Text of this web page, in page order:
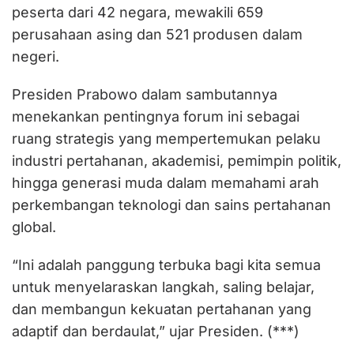
peserta dari 42 negara, mewakili 659
perusahaan asing dan 521 produsen dalam
negeri.
Presiden Prabowo dalam sambutannya
menekankan pentingnya forum ini sebagai
ruang strategis yang mempertemukan pelaku
industri pertahanan, akademisi, pemimpin politik,
hingga generasi muda dalam memahami arah
perkembangan teknologi dan sains pertahanan
global.
“Ini adalah panggung terbuka bagi kita semua
untuk menyelaraskan langkah, saling belajar,
dan membangun kekuatan pertahanan yang
adaptif dan berdaulat,” ujar Presiden. (***)